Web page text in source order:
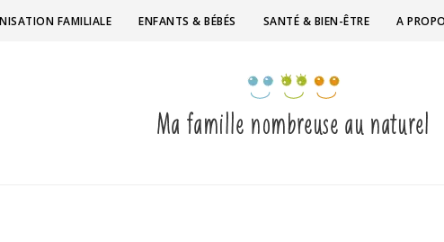
FAMILIALE ENFANTS & BÉBÉS SANTÉ & BIEN-ÊTRE A